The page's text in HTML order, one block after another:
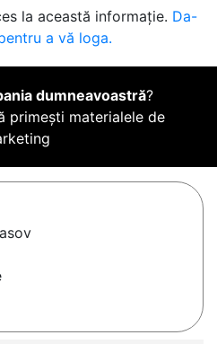
la această informație. Da-
a vă loga.
dumneavoastră?
primești materialele de